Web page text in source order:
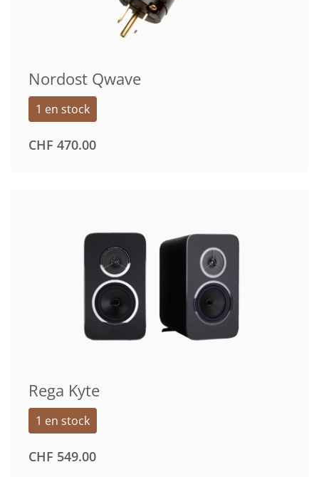
Nordost Qwave
1 en stock
CHF 470.00
Rega Kyte
1 en stock
CHF 549.00